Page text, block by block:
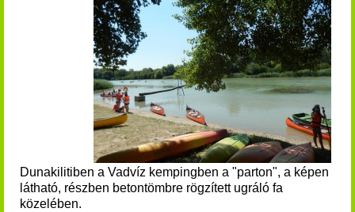
Dunakilitiben a Vadvíz kempingben a "parton", a képen
látható, részben betontömbre rögzített ugráló fa
közelében.